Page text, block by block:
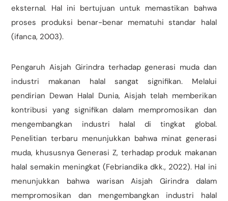
eksternal. Hal ini bertujuan untuk memastikan bahwa
proses produksi benar-benar mematuhi standar halal
(ifanca, 2003).
Pengaruh Aisjah Girindra terhadap generasi muda dan
industri makanan halal sangat signifikan. Melalui
pendirian Dewan Halal Dunia, Aisjah telah memberikan
kontribusi yang signifikan dalam mempromosikan dan
mengembangkan industri halal di tingkat global.
Penelitian terbaru menunjukkan bahwa minat generasi
muda, khususnya Generasi Z, terhadap produk makanan
halal semakin meningkat (Febriandika dkk., 2022). Hal ini
menunjukkan bahwa warisan Aisjah Girindra dalam
mempromosikan dan mengembangkan industri halal